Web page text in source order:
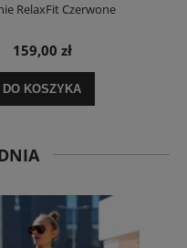
RelaxFit Czerwone
159,00 zł
DO KOSZYKA